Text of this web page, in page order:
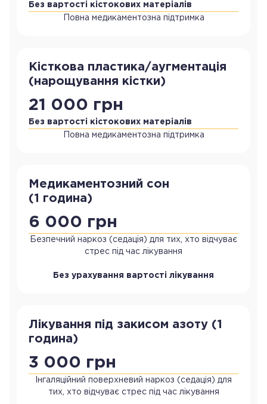
Без вартості кістокових матеріалів
Повна медикаментозна підтримка
Кісткова пластика/аугментація
(нарощування кістки)
21 000 грн
Без вартості кістокових матеріалів
Повна медикаментозна підтримка
Медикаментозний сон
(1 година)
6 000 грн
Безпечний наркоз (седація) для тих, хто відчуває
стрес під час лікування
Без урахування вартості лікування
Лікування під закисом азоту (1
година)
3 000 грн
Інгаляційний поверхневий наркоз (седація) для
тих, хто відчуває стрес під час лікування